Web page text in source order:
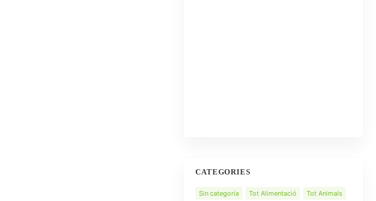
CATEGORIES
Sin categoría Tot Alimentació
Tot Animals